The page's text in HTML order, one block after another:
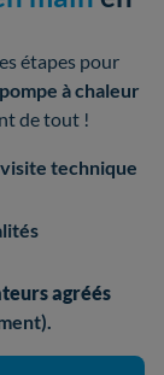
étapes pour
pompe à chaleur
de tout !
visite technique
agréés